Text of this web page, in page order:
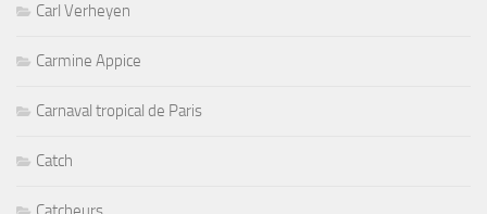
Carl Verheyen
Carmine Appice
Carnaval tropical de Paris
Catch